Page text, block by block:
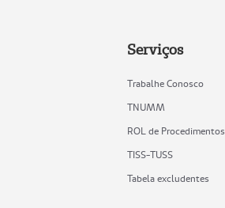
Serviços
Trabalhe Conosco
TNUMM
ROL de Procedimentos
TISS-TUSS
Tabela excludentes